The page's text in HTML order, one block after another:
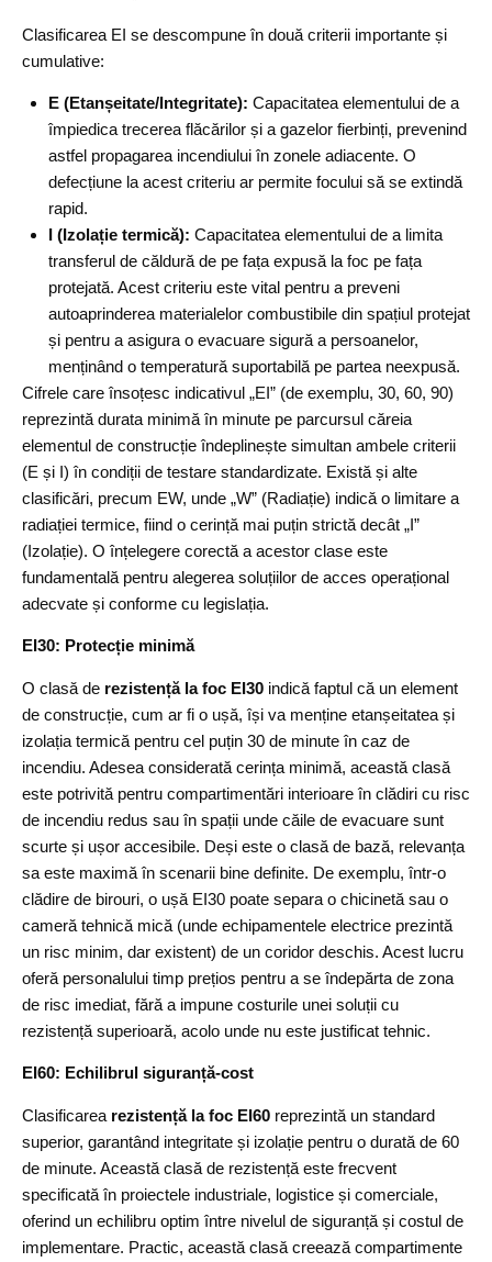
Clasificarea EI se descompune în două criterii importante și
cumulative:
E (Etanșeitate/Integritate): Capacitatea elementului de a
împiedica trecerea flăcărilor și a gazelor fierbinți, prevenind
astfel propagarea incendiului în zonele adiacente. O
defecțiune la acest criteriu ar permite focului să se extindă
rapid.
I (Izolație termică): Capacitatea elementului de a limita
transferul de căldură de pe fața expusă la foc pe fața
protejată. Acest criteriu este vital pentru a preveni
autoaprinderea materialelor combustibile din spațiul protejat
și pentru a asigura o evacuare sigură a persoanelor,
menținând o temperatură suportabilă pe partea neexpusă.
Cifrele care însoțesc indicativul „EI” (de exemplu, 30, 60, 90)
reprezintă durata minimă în minute pe parcursul căreia
elementul de construcție îndeplinește simultan ambele criterii
(E și I) în condiții de testare standardizate. Există și alte
clasificări, precum EW, unde „W” (Radiație) indică o limitare a
radiației termice, fiind o cerință mai puțin strictă decât „I”
(Izolație). O înțelegere corectă a acestor clase este
fundamentală pentru alegerea soluțiilor de acces operațional
adecvate și conforme cu legislația.
EI30: Protecție minimă
O clasă de rezistență la foc EI30 indică faptul că un element
de construcție, cum ar fi o ușă, își va menține etanșeitatea și
izolația termică pentru cel puțin 30 de minute în caz de
incendiu. Adesea considerată cerința minimă, această clasă
este potrivită pentru compartimentări interioare în clădiri cu risc
de incendiu redus sau în spații unde căile de evacuare sunt
scurte și ușor accesibile. Deși este o clasă de bază, relevanța
sa este maximă în scenarii bine definite. De exemplu, într-o
clădire de birouri, o ușă EI30 poate separa o chicinetă sau o
cameră tehnică mică (unde echipamentele electrice prezintă
un risc minim, dar existent) de un coridor deschis. Acest lucru
oferă personalului timp prețios pentru a se îndepărta de zona
de risc imediat, fără a impune costurile unei soluții cu
rezistență superioară, acolo unde nu este justificat tehnic.
EI60: Echilibrul siguranță-cost
Clasificarea rezistență la foc EI60 reprezintă un standard
superior, garantând integritate și izolație pentru o durată de 60
de minute. Această clasă de rezistență este frecvent
specificată în proiectele industriale, logistice și comerciale,
oferind un echilibru optim între nivelul de siguranță și costul de
implementare. Practic, această clasă creează compartimente